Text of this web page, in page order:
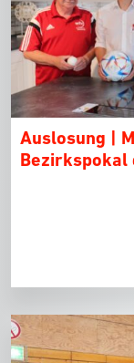
Auslosung |
Bezirkspokal